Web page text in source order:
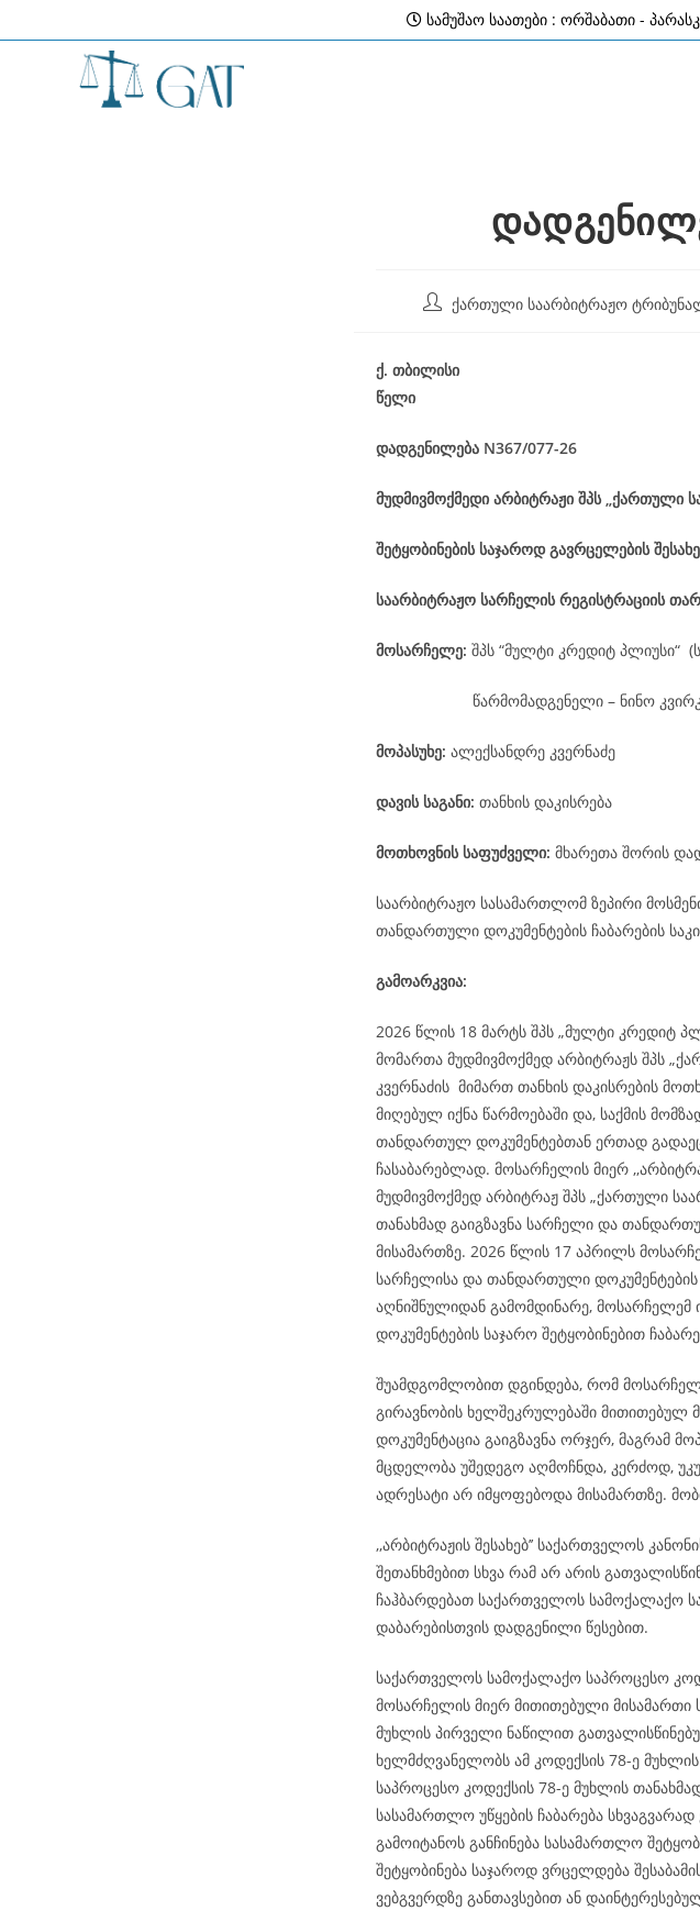
to
სამუშაო საათები : ორშაბათი -
Post ქართული საარბიტრაჟო
ქ. თბილისი 20
წელი
დადგენილება N367/077-26
მუდმივმოქმედი არბიტრაჟი შპს „ქართული
შეტყობინების საჯაროდ გავრცელების
საარბიტრაჟო სარჩელის რეგისტრაციის
მოსარჩელე: შპს “მულტი კრედიტ პლიუსი“
წარმომადგენელი – ნინო
მოპასუხე: ალექსანდრე კვერნაძე
დავის საგანი: თანხის დაკისრება
მოთხოვნის საფუძველი: მხარეთა შორის
საარბიტრაჟო სასამართლომ ზეპირი
თანდართული დოკუმენტების ჩაბარების
გამოარკვია:
2026 წლის 18 მარტს შპს „მულტი კრედიტ
მომართა მუდმივმოქმედ არბიტრაჟს შპს
კვერნაძის მიმართ თანხის დაკისრების
მიღებულ იქნა წარმოებაში და, საქმის
თანდართულ დოკუმენტებთან ერთად
ჩასაბარებლად. მოსარჩელის მიერ
მუდმივმოქმედ არბიტრაჟ შპს „ქართული
თანახმად გაიგზავნა სარჩელი და
მისამართზე. 2026 წლის 17 აპრილს
სარჩელისა და თანდართული
აღნიშნულიდან გამომდინარე,
დოკუმენტების საჯარო შეტყობინებით
შუამდგომლობით დგინდება, რომ
გირავნობის ხელშეკრულებაში მითითებულ
დოკუმენტაცია გაიგზავნა ორჯერ, მაგრამ
მცდელობა უშედეგო აღმოჩნდა, კერძოდ,
ადრესატი არ იმყოფებოდა მისამართზე.
,,არბიტრაჟის შესახებ’’ საქართველოს
შეთანხმებით სხვა რამ არ არის
ჩაჰბარდებათ საქართველოს სამოქალაქო
დაბარებისთვის დადგენილი წესებით.
საქართველოს სამოქალაქო საპროცესო
მოსარჩელის მიერ მითითებული მისამართი
მუხლის პირველი ნაწილით
ხელმძღვანელობს ამ კოდექსის 78-ე
საპროცესო კოდექსის 78-ე მუხლის
სასამართლო უწყების ჩაბარება
გამოიტანოს განჩინება სასამართლო
შეტყობინება საჯაროდ ვრცელდება
ვებგვერდზე განთავსებით ან